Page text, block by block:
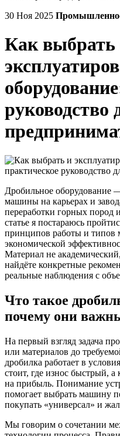
30 Ноя 2025
Как выбрать
руководство
Дробильное оборудование
машины на карьерах и
переработки горных пород
статье я постараюсь
принципов работы и типов
экономической
Материал не
найдёте конкретные
реальные наблюдения с
Что такое
почему они
На первый взгляд задача
или материалов до
дробилка работает в
стоит, где износ быстрый, а
на прибыль. Понимание
помогает выбрать машину
покупать «универсал» и
Мы говорим о сочетании